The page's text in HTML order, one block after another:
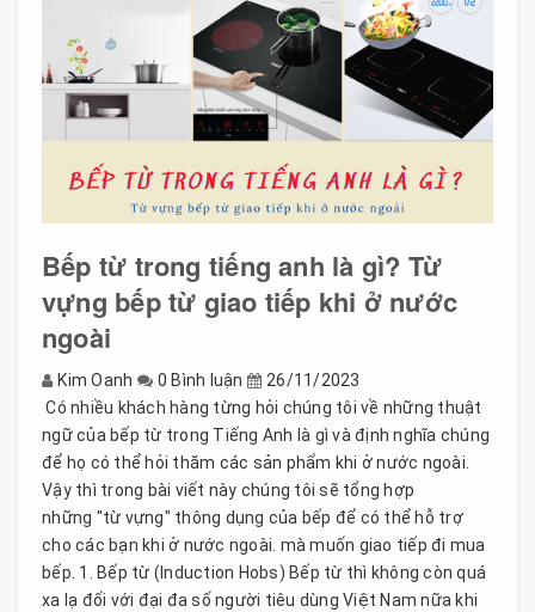
Bếp từ trong tiếng anh là gì? Từ
vựng bếp từ giao tiếp khi ở nước
ngoài
Kim Oanh 0 Bình luận
26/11/2023
Có nhiều khách hàng từng hỏi chúng tôi về những thuật
ngữ của bếp từ trong Tiếng Anh là gì và định nghĩa chúng
để họ có thể hỏi thăm các sản phẩm khi ở nước ngoài.
Vậy thì trong bài viết này chúng tôi sẽ tổng hợp
những "từ vựng" thông dụng của bếp để có thể hỗ trợ
cho các bạn khi ở nước ngoài. mà muốn giao tiếp đi mua
bếp. 1. Bếp từ (Induction Hobs) Bếp từ thì không còn quá
xa lạ đối với đại đa số người tiêu dùng Việt Nam nữa khi